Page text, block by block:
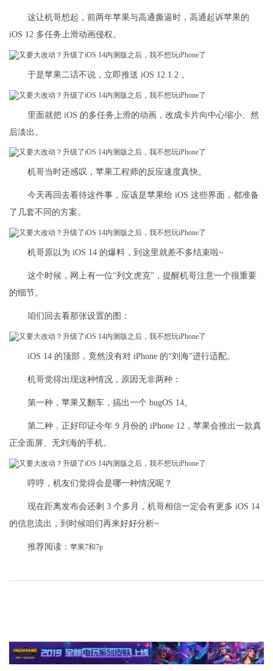
这让机哥想起，前两年苹果与高通撕逼时，高通起诉苹果的
iOS 12 多任务上滑动画侵权。
于是苹果二话不说，立即推送 iOS 12.1.2 。
里面就把 iOS 的多任务上滑的动画，改成卡片向中心缩小、然
后淡出。
机哥当时还感叹，苹果工程师的反应速度真快。
今天再回去看待这件事，应该是苹果给 iOS 这些界面，都准备
了几套不同的方案。
机哥原以为 iOS 14 的爆料，到这里就差不多结束啦~
这个时候，网上有一位“列文虎克”，提醒机哥注意一个很重要
的细节。
咱们回去看那张设置的图：
iOS 14 的顶部，竟然没有对 iPhone 的“刘海”进行适配。
机哥觉得出现这种情况，原因无非两种：
第一种，苹果又翻车，搞出一个 bugOS 14。
第二种，正好印证今年 9 月份的 iPhone 12，苹果会推出一款真
正全面屏、无刘海的手机。
哼哼，机友们觉得会是哪一种情况呢？
现在距离发布会还剩 3 个多月，机哥相信一定会有更多 iOS 14
的信息流出，到时候咱们再来好好分析~
推荐阅读： 苹果7和7p